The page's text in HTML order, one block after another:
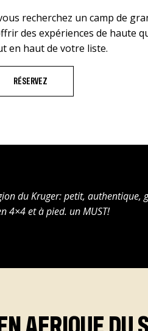
recherchez un camp de
des expériences de haute
en haut de votre liste.
RÉSERVEZ
du Kruger: petit, authentique,
4×4 et à pied. un MUST!